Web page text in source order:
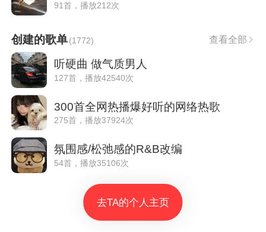
91首，播放212次
创建的歌单(1772) 查看全部
听硬曲 做气质男人
127首，播放42540次
300首全网热播爆好听的网络热歌
275首，播放37924次
氛围感/松弛感的R&B改编
54首，播放35106次
去TA的个人主页